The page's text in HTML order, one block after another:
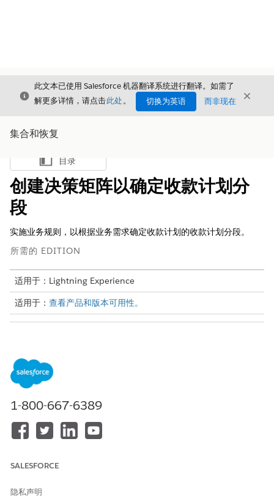
关闭
此文本已使用 Salesforce 机器翻译系统进行翻译。如需了
解更多详情，请点击此处。 切换为英语 而非现在 关闭
集合和恢复
显示目录
目录
创建决策矩阵以确定收款计划分
段
实施业务规则，以根据业务需求确定收款计划的收款计划分段。
所需的 EDITION
适用于：Lightning Experience
适用于： 查看产品和版本可用性。
矩阵版本：
要在业务规则引擎中使用决策
矩阵：
以下是决策矩阵的示例，该矩阵根据当前到期金额和过期天数确定
收款计划分段。根据业务需求创建决策矩阵。
过期天数
1-800-667-6389
SALESFORCE
隐私声明